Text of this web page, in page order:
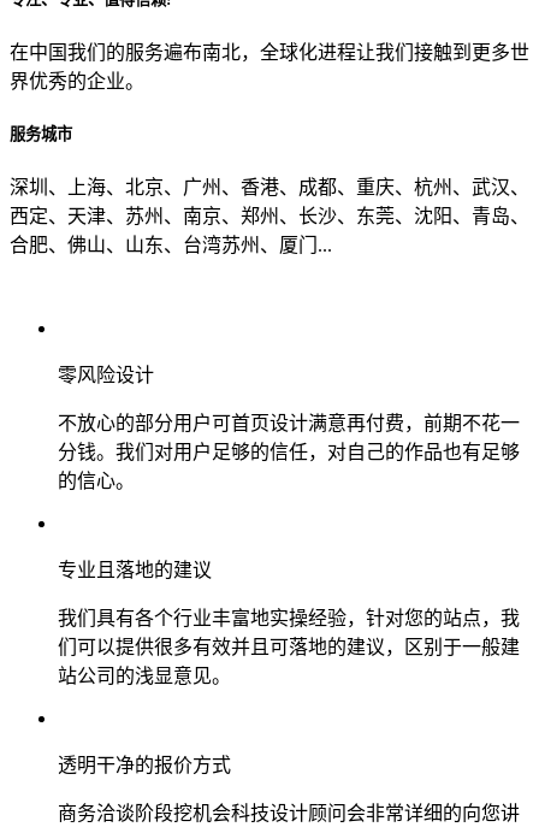
在中国我们的服务遍布南北，全球化进程让我们接触到更多世
界优秀的企业。
服务城市
深圳、上海、北京、广州、香港、成都、重庆、杭州、武汉、
西定、天津、苏州、南京、郑州、长沙、东莞、沈阳、青岛、
合肥、佛山、山东、台湾苏州、厦门...
零风险设计
不放心的部分用户可首页设计满意再付费，前期不花一
分钱。我们对用户足够的信任，对自己的作品也有足够
的信心。
专业且落地的建议
我们具有各个行业丰富地实操经验，针对您的站点，我
们可以提供很多有效并且可落地的建议，区别于一般建
站公司的浅显意见。
透明干净的报价方式
商务洽谈阶段挖机会科技设计顾问会非常详细的向您讲